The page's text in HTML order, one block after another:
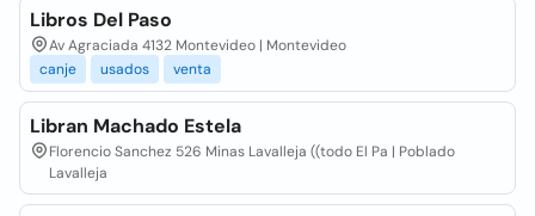
Libros Del Paso
Av Agraciada 4132 Montevideo | Montevideo
canje
usados venta
Libran Machado Estela
Florencio Sanchez 526 Minas Lavalleja ((todo El Pa | Poblado
Lavalleja